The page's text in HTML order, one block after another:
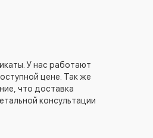
У нас работают
цене. Так же
что доставка
консультации